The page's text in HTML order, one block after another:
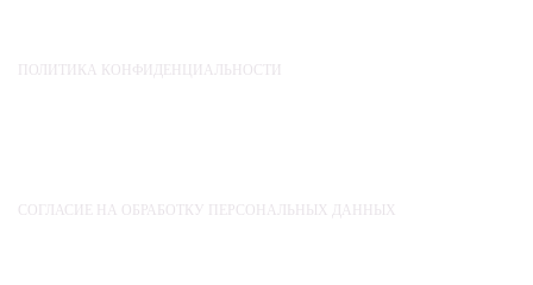
ПОЛИТИКА КОНФИДЕНЦИАЛЬНОСТИ
СОГЛАСИЕ НА ОБРАБОТКУ ПЕРСОНАЛЬНЫХ ДАННЫХ